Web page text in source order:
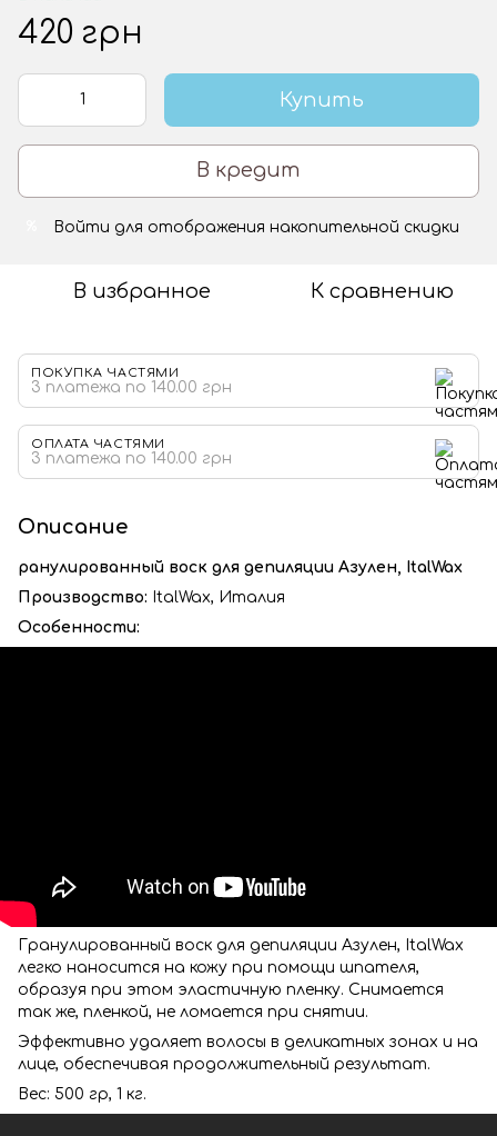
420 грн
Купить
В кредит
Войти для отображения накопительной скидки
В избранное К сравнению
ПОКУПКА ЧАСТЯМИ
3 платежа по 140.00 грн
ОПЛАТА ЧАСТЯМИ
3 платежа по 140.00 грн
Описание
ранулированный воск для депиляции Азулен, ItalWax
Производство: ItalWax, Италия
Особенности:
Гранулированный воск для депиляции Азулен, ItalWax
легко наносится на кожу при помощи шпателя,
образуя при этом эластичную пленку. Снимается
так же, пленкой, не ломается при снятии.
Эффективно удаляет волосы в деликатных зонах и на
лице, обеспечивая продолжительный результат.
Вес: 500 гр, 1 кг.